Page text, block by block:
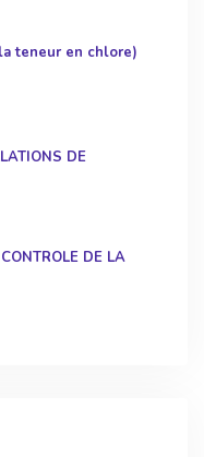
teneur en chlore)
DE
DE LA